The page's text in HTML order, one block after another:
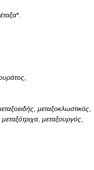
*.
μεταξοκλωστικός
μεταξότριχα μεταξουργός